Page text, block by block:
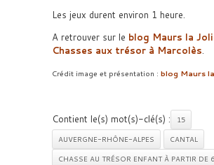
Les jeux durent environ 1 heure.
A retrouver sur le blog Maurs la
Chasses aux trésor à Marcolès.
Crédit image et présentation : blog Maurs
Contient le(s) mot(s)-clé(s) :
15
AUVERGNE-RHÔNE-ALPES
CANTAL
CHASSE AU TRÉSOR ENFANT À PARTIR DE